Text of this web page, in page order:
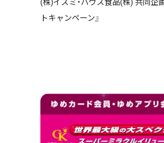
(株)イズミ・ハウス食品(株) 共同企
トキャンペーン』